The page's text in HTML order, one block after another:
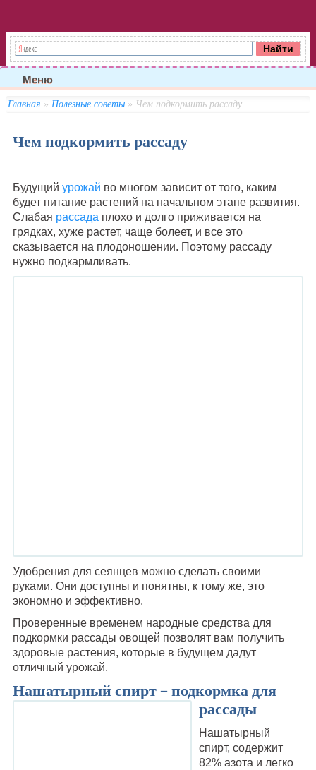
Меню
Главная » Полезные советы» Чем подкормить рассаду
Чем подкормить рассаду
Будущий урожай во многом зависит от того, каким
будет питание растений на начальном этапе развития.
Слабая рассада плохо и долго приживается на
грядках, хуже растет, чаще болеет, и все это
сказывается на плодоношении. Поэтому рассаду
нужно подкармливать.
Удобрения для сеянцев можно сделать своими
руками. Они доступны и понятны, к тому же, это
экономно и эффективно.
Проверенные временем народные средства для
подкормки рассады овощей позволят вам получить
здоровые растения, которые в будущем дадут
отличный урожай.
Нашатырный спирт – подкормка для
рассады
Нашатырный
спирт, содержит
82% азота и легко